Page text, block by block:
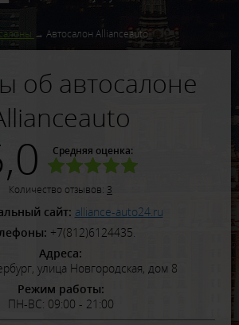
Автосалон Allianceauto
об автосалоне
Средняя оценка:
Количество отзывов: 3
сайт: alliance-auto24.ru
+7(812)6124435.
Адреса:
улица Новгородская, дом 8
Режим работы:
ПН-ВС: 09:00 - 21:00